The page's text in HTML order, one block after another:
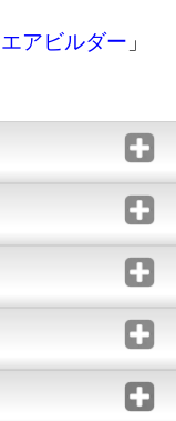
エアビルダー 」